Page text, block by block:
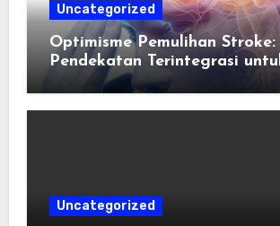
Uncategorized
Optimisme Pemulihan Stroke:
Pendekatan Terintegrasi
Mengembalikan Kualitas
Memulihkan Kepercayaan
Uncategorized